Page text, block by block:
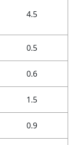
4.5
0.5
0.6
1.5
0.9